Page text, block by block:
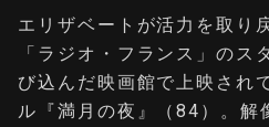
エリザベートが活力を取り
「ラジオ・フランス」のス
び込んだ映画館で上映され
ル『満月の夜』（84）。解